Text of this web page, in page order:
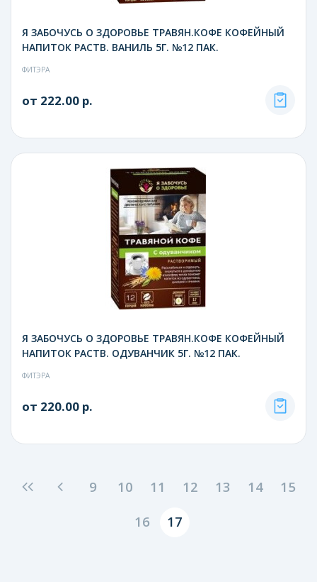
Я ЗАБОЧУСЬ О ЗДОРОВЬЕ ТРАВЯН.КОФЕ КОФЕЙНЫЙ
НАПИТОК РАСТВ. ВАНИЛЬ 5Г. №12 ПАК.
ФИТЭРА
от 222.00 р.
Я ЗАБОЧУСЬ О ЗДОРОВЬЕ ТРАВЯН.КОФЕ КОФЕЙНЫЙ
НАПИТОК РАСТВ. ОДУВАНЧИК 5Г. №12 ПАК.
ФИТЭРА
от 220.00 р.
9 10 11 12 13 14
15
16
17